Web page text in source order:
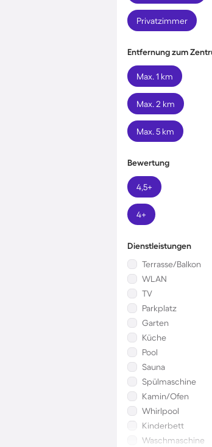
Privatzimmer
Entfernung zum
Max. 1 km
Max. 2 km
Max. 5 km
Bewertung
4,5+
4+
Dienstleistungen
Terrasse/Balkon
WLAN
TV
Parkplatz
Garten
Küche
Pool
Sauna
Spülmaschine
Kamin/Ofen
Whirlpool
Kinderbett
Waschmaschine